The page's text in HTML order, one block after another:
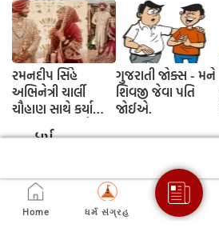
રમનદીપ સિંહે
અભિનેત્રી ચાર્લી
ચૌહાણ સાથે કર્યા
લગ્ન, જશ્નમાં ક્રિકેટ
જગતના કલાકારોની
ગુજરાતી જોક્સ - મને
શિવજી જેવા પતિ
જોઈએ.
ધર્મ
Home ધર્મ સંગ્રહ